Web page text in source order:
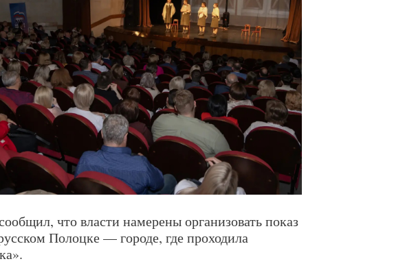
что власти намерены организовать показ
Полоцке — городе, где проходила